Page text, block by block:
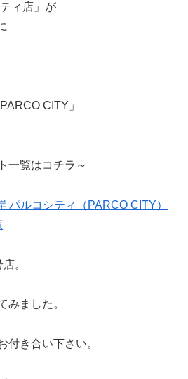
ィ店」が
CITY」
一覧はコチラ～
パルコシティ（PARCO CITY）
。
みました。
付き合い下さい。